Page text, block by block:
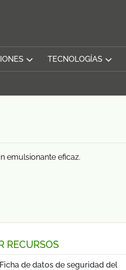
TECNOLOGÍAS
emulsionante eficaz.
RECURSOS
Ficha de datos de seguridad del